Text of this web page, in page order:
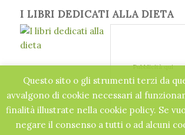
I LIBRI DEDICATI ALLA DIETA
Pubblicità qui
Questo sito o gli strumenti terzi da
avvalgono di cookie necessari al
finalità illustrate nella cookie policy. Se
negare il consenso a tutti o ad alcuni